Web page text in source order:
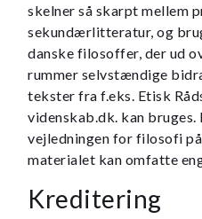
skelner så skarpt mellem
sekundærlitteratur, og
danske filosoffer, der ud
rummer selvstændige
tekster fra f.eks. Etisk
videnskab.dk. kan bruges.
vejledningen for filosofi
materialet kan omfatte
Kreditering